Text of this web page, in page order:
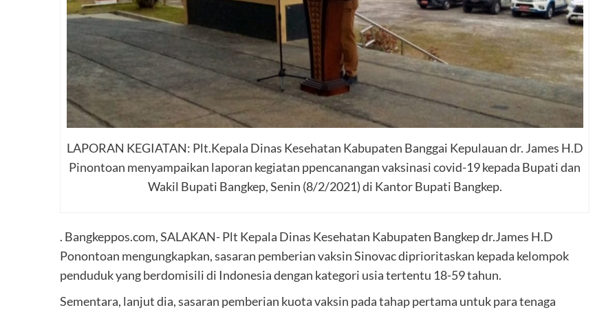
LAPORAN KEGIATAN: Plt.Kepala Dinas Kesehatan Kabupaten Banggai Kepulauan dr. James H.D
Pinontoan menyampaikan laporan kegiatan ppencanangan vaksinasi covid-19 kepada Bupati dan
Wakil Bupati Bangkep, Senin (8/2/2021) di Kantor Bupati Bangkep.
. Bangkeppos.com, SALAKAN- Plt Kepala Dinas Kesehatan Kabupaten Bangkep dr.James H.D
Ponontoan mengungkapkan, sasaran pemberian vaksin Sinovac diprioritaskan kepada kelompok
penduduk yang berdomisili di Indonesia dengan kategori usia tertentu 18-59 tahun.
Sementara, lanjut dia, sasaran pemberian kuota vaksin pada tahap pertama untuk para tenaga